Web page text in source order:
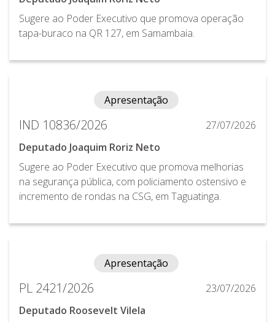
Sugere ao Poder Executivo que promova operação
tapa-buraco na QR 127, em Samambaia.
Apresentação
IND 10836/2026
27/07/2026
Deputado Joaquim Roriz Neto
Sugere ao Poder Executivo que promova melhorias
na segurança pública, com policiamento ostensivo e
incremento de rondas na CSG, em Taguatinga.
Apresentação
PL 2421/2026
23/07/2026
Deputado Roosevelt Vilela